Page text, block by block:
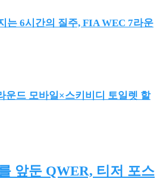
는 6시간의 질주, FIA WEC 7라운
운드 모바일×스키비디 토일렛 할
앞둔 QWER, 티저 포스